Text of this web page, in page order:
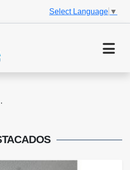
Select Language ▼